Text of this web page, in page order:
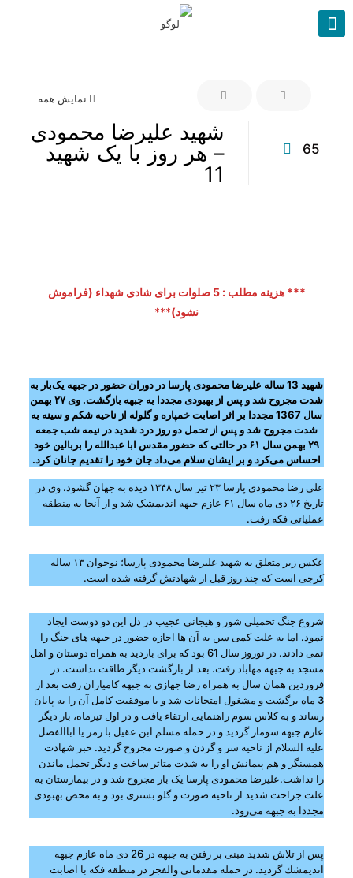
نمایش همه
65
شهید علیرضا محمودی
– هر روز با یک شهید
11
*** هزینه مطلب : 5 صلوات برای شادی شهداء (فراموش
نشود)***
شهید 13 ساله علیرضا محمودی پارسا در دوران حضور در جبهه یک‌بار به
شدت مجروح شد و پس از بهبودی مجددا به جبهه بازگشت. وی ۲۷ بهمن
سال 1367 مجددا بر اثر اصابت خمپاره و گلوله از ناحیه شکم و سینه به
شدت مجروح شد و پس از تحمل دو روز درد شدید در نیمه شب جمعه
۲۹ بهمن سال ۶۱ در حالتی که حضور مقدس ابا عبدالله را بربالین خود
احساس می‌کرد و بر ایشان سلام می‌داد جان خود را تقدیم جانان کرد.
علی رضا محمودی پارسا ۲۳ تیر سال ۱۳۴۸ دیده به جهان گشود. وی در
تاریخ ۲۶ دی ماه سال ۶۱ عازم جبهه اندیمشک شد و از آنجا به منطقه
عملیاتی فکه رفت.
عکس زیر متعلق به شهید علیرضا محمودی پارسا؛ نوجوان ۱۳ ساله
کرجی است که چند روز قبل از شهادتش گرفته شده است.
شروع جنگ تحمیلی شور و هیجانی عجیب در دل این دو دوست ایجاد
نمود. اما به علت كمی سن به آن ها اجازه حضور در جبهه های جنگ را
نمی دادند. در نوروز سال 61 بود كه برای بازدید به همراه دوستان و اهل
مسجد به جبهه مهاباد رفت. بعد از بازگشت دیگر طاقت نداشت. در
فروردین همان سال به همراه رضا جهازی به جبهه كامیاران رفت بعد از
3 ماه برگشت و مشغول امتحانات شد و با موفقیت كامل آن را به پایان
رساند و به كلاس سوم راهنمایی ارتقاء یافت و در اول تیرماه، بار دیگر
عازم جبهه سومار گردید و در حمله مسلم ابن عقیل با رمز یا اباالفضل
علیه السلام از ناحیه سر و گردن و صورت مجروح گردید. خبر شهادت
همسنگر و هم پیمانش او را به شدت متاثر ساخت و دیگر تحمل ماندن
را نداشت.علیرضا محمودی پارسا یک بار مجروح شد و در بیمارستان به
علت جراحت شدید از ناحیه صورت و گلو بستری بود و به محض بهبودی
مجددا به جبهه می‌رود.
پس از تلاش شدید مبنی بر رفتن به جبهه در 26 دی ماه عازم جبهه
اندیمشك گردید. در حمله مقدماتی والفجر در منطقه فكه با اصابت